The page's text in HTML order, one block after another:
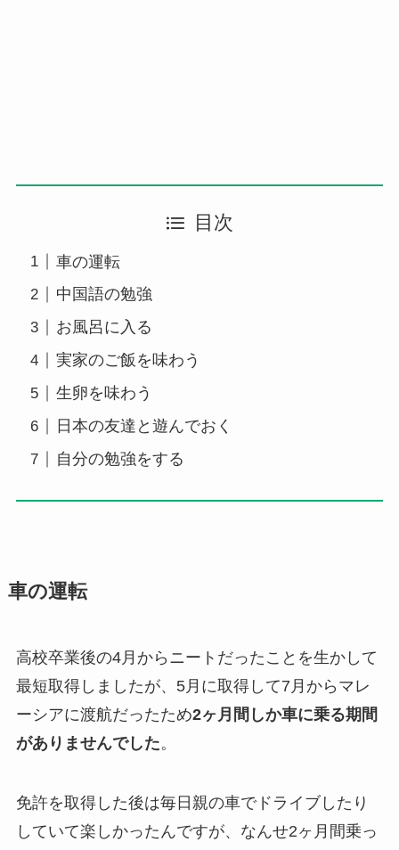
目次
車の運転
中国語の勉強
お風呂に入る
実家のご飯を味わう
生卵を味わう
日本の友達と遊んでおく
自分の勉強をする
車の運転
高校卒業後の4月からニートだったことを生かして
最短取得しましたが、5月に取得して7月からマレ
ーシアに渡航だったため2ヶ月間しか車に乗る期間
がありませんでした。
免許を取得した後は毎日親の車でドライブしたり
していて楽しかったんですが、なんせ2ヶ月間乗っ